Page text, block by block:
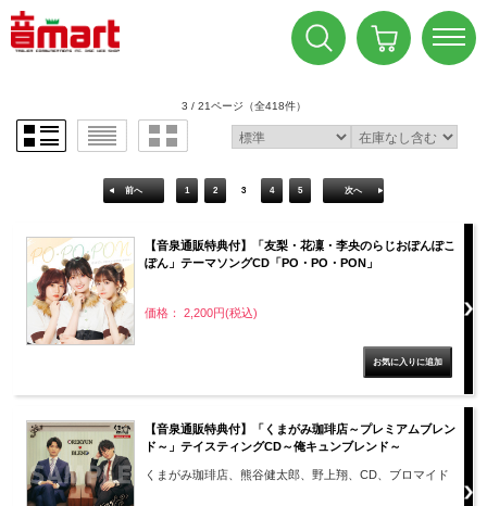
3 / 21ページ （全418件）
前へ 1 2 3 4 5 次へ
【音泉通販特典付】「友梨・花凜・李央のらじおぽんぽこ
ぽん」テーマソングCD「PO・PO・PON」
価格： 2,200円(税込)
【音泉通販特典付】「くまがみ珈琲店～プレミアムブレン
ド～」テイスティングCD～俺キュンブレンド～
くまがみ珈琲店、熊谷健太郎、野上翔、CD、ブロマイド